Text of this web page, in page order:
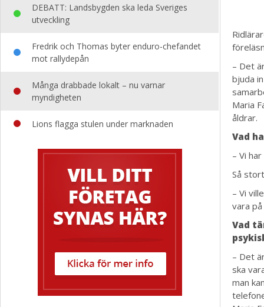
DEBATT: Landsbygden ska leda Sveriges
utveckling
Fredrik och Thomas byter enduro-chefandet
mot rallydepån
Många drabbade lokalt – nu varnar
myndigheten
Lions flagga stulen under marknaden
– Det
bjuda
Maria
åldrar.
Vad
– Vi
Så
– Vi
vara
Vad
– Det
ska
man